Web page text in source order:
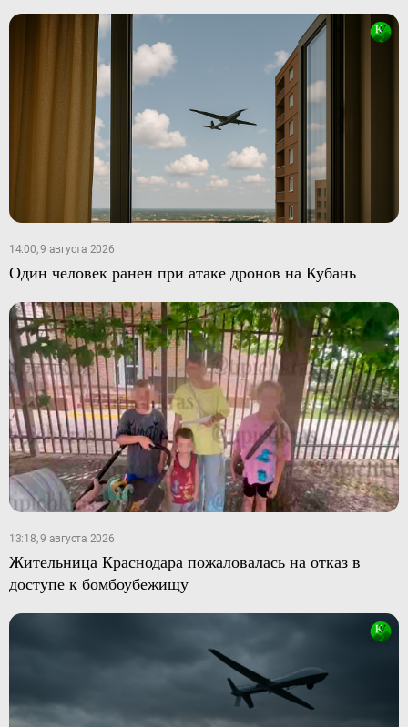
14:00, 9 августа 2026
Один человек ранен при атаке дронов на Кубань
13:18, 9 августа 2026
Жительница Краснодара пожаловалась на отказ в
доступе к бомбоубежищу